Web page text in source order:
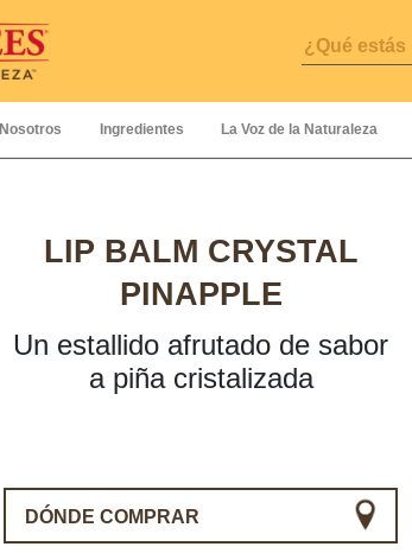
Nosotros Ingredientes La Voz de la Naturaleza
LIP BALM CRYSTAL
PINAPPLE
Un estallido afrutado de sabor
a piña cristalizada
DÓNDE COMPRAR